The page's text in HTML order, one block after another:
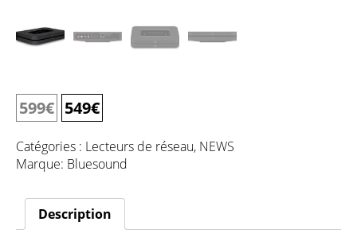
599€ 549€
Catégories : Lecteurs de réseau, NEWS
Marque: Bluesound
Description